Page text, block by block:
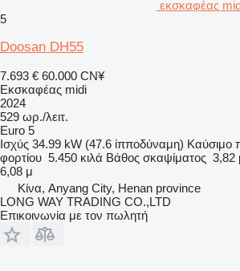
εκσκαφέας
5
Doosan DH55
7.693 € 60.000 CN¥
Εκσκαφέας midi
2024
529 ωρ./λειτ.
Euro 5
Ισχύς 34.99 kW (47.6 ίπποδύναμη) Καύσιμο
φορτίου 5.450 κιλά Βάθος σκαψίματος 3,82
6,08 μ
Κίνα, Anyang City, Henan province
LONG WAY TRADING CO.,LTD
Επικοινωνία με τον πωλητή